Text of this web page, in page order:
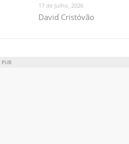
17 de Julho, 2026
David Cristóvão
PUB